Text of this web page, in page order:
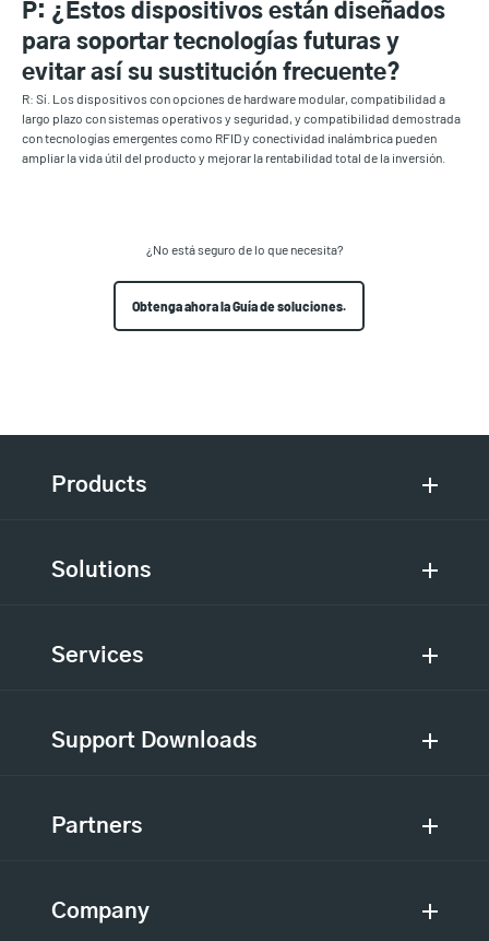
P: ¿Estos dispositivos están diseñados
para soportar tecnologías futuras y
evitar así su sustitución frecuente?
R: Sí. Los dispositivos con opciones de hardware modular, compatibilidad a
largo plazo con sistemas operativos y seguridad, y compatibilidad demostrada
con tecnologías emergentes como RFID y conectividad inalámbrica pueden
ampliar la vida útil del producto y mejorar la rentabilidad total de la inversión.
¿No está seguro de lo que necesita?
Obtenga ahora la Guía de soluciones.
Products
Solutions
Services
Support Downloads
Partners
Company